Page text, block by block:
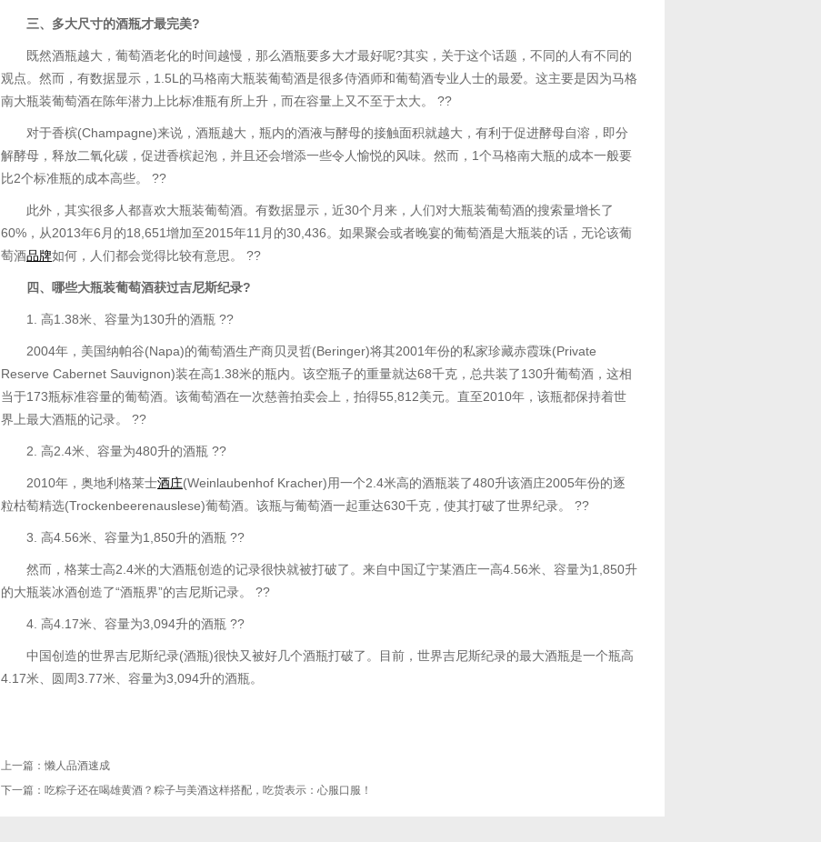
三、多大尺寸的酒瓶才最完美?
既然酒瓶越大，葡萄酒老化的时间越慢，那么酒瓶要多大才最好呢?其实，关于这个话题，不同的人有不同的
观点。然而，有数据显示，1.5L的马格南大瓶装葡萄酒是很多侍酒师和葡萄酒专业人士的最爱。这主要是因为马格
南大瓶装葡萄酒在陈年潜力上比标准瓶有所上升，而在容量上又不至于太大。 ??
对于香槟(Champagne)来说，酒瓶越大，瓶内的酒液与酵母的接触面积就越大，有利于促进酵母自溶，即分
解酵母，释放二氧化碳，促进香槟起泡，并且还会增添一些令人愉悦的风味。然而，1个马格南大瓶的成本一般要
比2个标准瓶的成本高些。 ??
此外，其实很多人都喜欢大瓶装葡萄酒。有数据显示，近30个月来，人们对大瓶装葡萄酒的搜索量增长了
60%，从2013年6月的18,651增加至2015年11月的30,436。如果聚会或者晚宴的葡萄酒是大瓶装的话，无论该葡
萄酒品牌如何，人们都会觉得比较有意思。 ??
四、哪些大瓶装葡萄酒获过吉尼斯纪录?
1. 高1.38米、容量为130升的酒瓶 ??
2004年，美国纳帕谷(Napa)的葡萄酒生产商贝灵哲(Beringer)将其2001年份的私家珍藏赤霞珠(Private
Reserve Cabernet Sauvignon)装在高1.38米的瓶内。该空瓶子的重量就达68千克，总共装了130升葡萄酒，这相
当于173瓶标准容量的葡萄酒。该葡萄酒在一次慈善拍卖会上，拍得55,812美元。直至2010年，该瓶都保持着世
界上最大酒瓶的记录。 ??
2. 高2.4米、容量为480升的酒瓶 ??
2010年，奥地利格莱士酒庄(Weinlaubenhof Kracher)用一个2.4米高的酒瓶装了480升该酒庄2005年份的逐
粒枯萄精选(Trockenbeerenauslese)葡萄酒。该瓶与葡萄酒一起重达630千克，使其打破了世界纪录。 ??
3. 高4.56米、容量为1,850升的酒瓶 ??
然而，格莱士高2.4米的大酒瓶创造的记录很快就被打破了。来自中国辽宁某酒庄一高4.56米、容量为1,850升
的大瓶装冰酒创造了“酒瓶界”的吉尼斯记录。 ??
4. 高4.17米、容量为3,094升的酒瓶 ??
中国创造的世界吉尼斯纪录(酒瓶)很快又被好几个酒瓶打破了。目前，世界吉尼斯纪录的最大酒瓶是一个瓶高
4.17米、圆周3.77米、容量为3,094升的酒瓶。
上一篇： 懒人品酒速成
下一篇： 吃粽子还在喝雄黄酒？粽子与美酒这样搭配，吃货表示：心服口服！